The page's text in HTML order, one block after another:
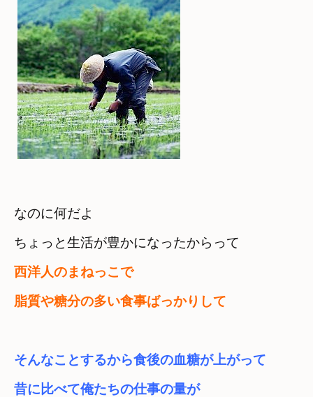
なのに何だよ
ちょっと生活が豊かになったからって
西洋人のまねっこで
脂質や糖分の多い食事ばっかりして
そんなことするから食後の血糖が上がって
昔に比べて俺たちの仕事の量が